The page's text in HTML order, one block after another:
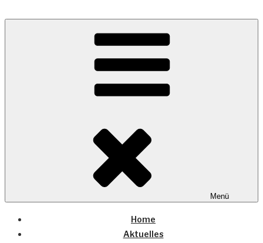
COUNTRYHOME
Wo die (Country-) Musik Zuhause ist
Menü
Home
Aktuelles